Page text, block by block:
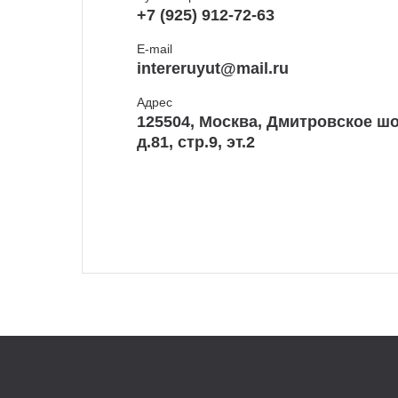
+7 (925) 912-72-63
E-mail
intereruyut@mail.ru
Адрес
125504, Москва, Дмитровское
д.81, стр.9, эт.2